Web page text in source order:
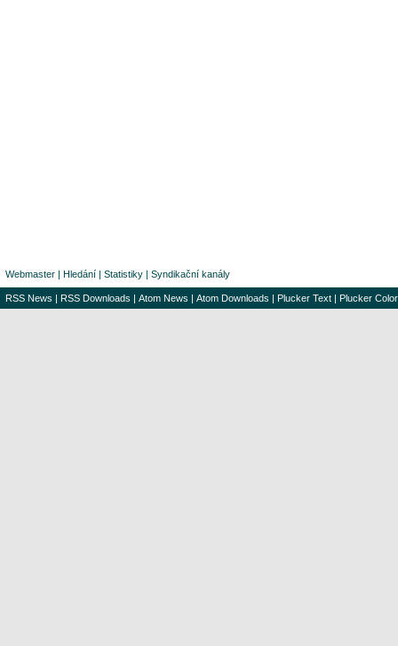
Webmaster | Hledání | Statistiky | Syndikační kanály
RSS News | RSS Downloads | Atom News | Atom Downloads | Plucker Text | Plucker Color